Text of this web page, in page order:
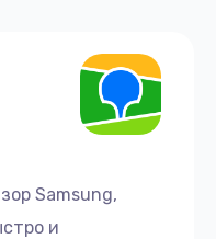
Samsung,
и